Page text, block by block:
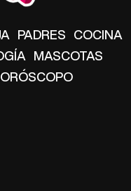
PADRES COCINA
MASCOTAS